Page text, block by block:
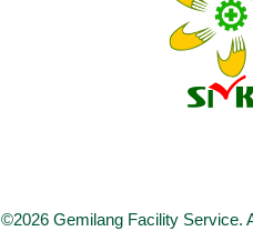
©2026 Gemilang Facility Service.